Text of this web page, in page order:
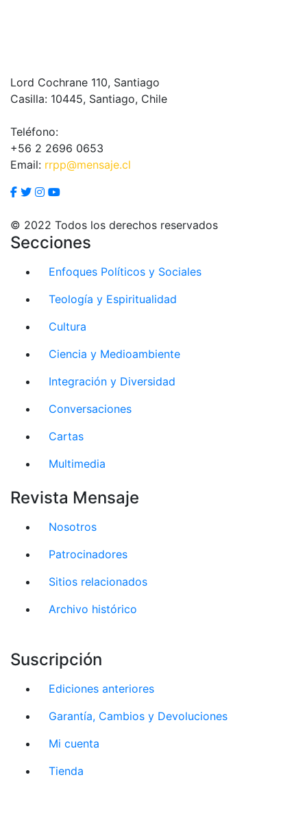
Lord Cochrane 110, Santiago
Casilla: 10445, Santiago, Chile
Teléfono:
+56 2 2696 0653
Email: rrpp@mensaje.cl
© 2022 Todos los derechos reservados
Secciones
Enfoques Políticos y Sociales
Teología y Espiritualidad
Cultura
Ciencia y Medioambiente
Integración y Diversidad
Conversaciones
Cartas
Multimedia
Revista Mensaje
Nosotros
Patrocinadores
Sitios relacionados
Archivo histórico
Suscripción
Ediciones anteriores
Garantía, Cambios y Devoluciones
Mi cuenta
Tienda